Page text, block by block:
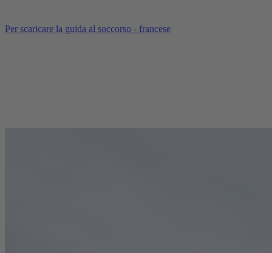
Per scaricare la guida al soccorso - francese